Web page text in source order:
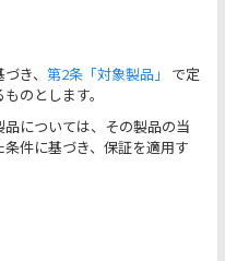
き、 第2条「対象製品」
で定
のとします。
については、その製品の当
件に基づき、保証を適用す